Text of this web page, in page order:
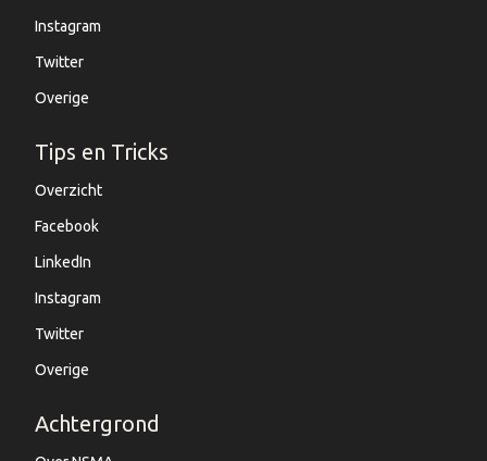
Instagram
Twitter
Overige
Tips en Tricks
Overzicht
Facebook
LinkedIn
Instagram
Twitter
Overige
Achtergrond